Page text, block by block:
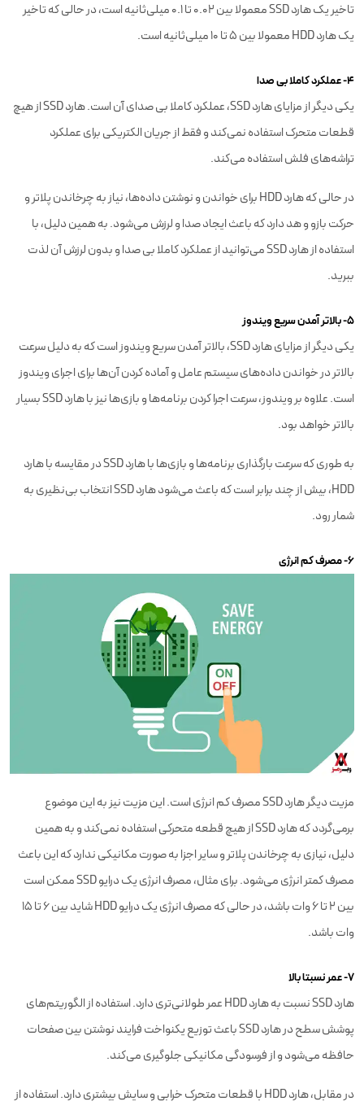
تاخیر یک هارد SSD معمولا بین 0.02 تا 0.1 میلی‌ثانیه است، در حالی که تاخیر
یک هارد HDD معمولا بین 5 تا 10 میلی‌ثانیه است.
۴- عملکرد کاملا بی صدا
یکی دیگر از مزایای هارد SSD، عملکرد کاملا بی صدای آن است. هارد SSD از هیچ
قطعات متحرک استفاده نمی‌کند و فقط از جریان الکتریکی برای عملکرد
تراشه‌های فلش استفاده می‌کند.
در حالی که هارد HDD برای خواندن و نوشتن داده‌ها، نیاز به چرخاندن پلاتر و
حرکت بازو و هد دارد که باعث ایجاد صدا و لرزش می‌شود. به همین دلیل، با
استفاده از هارد SSD می‌توانید از عملکرد کاملا بی صدا و بدون لرزش آن لذت
ببرید.
۵- بالاتر آمدن سریع ویندوز
یکی دیگر از مزایای هارد SSD، بالاتر آمدن سریع ویندوز است که به دلیل سرعت
بالاتر در خواندن داده‌های سیستم‌ عامل و آماده کردن آن‌ها برای اجرای ویندوز
است. علاوه بر ویندوز، سرعت اجرا کردن برنامه‌ها و بازی‌ها نیز با هارد SSD بسیار
بالاتر خواهد بود.
به طوری که سرعت بارگذاری برنامه‌ها و بازی‌ها با هارد SSD در مقایسه با هارد
HDD، بیش از چند برابر است که باعث می‌شود هارد SSD انتخاب بی‌نظیری به
شمار رود.
۶- مصرف کم انرژی
مزیت دیگر هارد SSD مصرف کم انرژی است. این مزیت نیز به این موضوع
برمی‌گردد که هارد SSD از هیچ قطعه متحرکی استفاده نمی‌کند و به همین
دلیل، نیازی به چرخاندن پلاتر و سایر اجزا به صورت مکانیکی ندارد که این باعث
مصرف کمتر انرژی می‌شود. برای مثال، مصرف انرژی یک درایو SSD ممکن است
بین 2 تا 6 وات باشد، در حالی که مصرف انرژی یک درایو HDD شاید بین 6 تا 15
وات باشد.
۷- عمر نسبتا بالا
هارد SSD نسبت به هارد HDD عمر طولانی‌تری دارد. استفاده از الگوریتم‌های
پوشش سطح در هارد SSD باعث توزیع یکنواخت فرایند نوشتن بین صفحات
حافظه می‌شود و از فرسودگی مکانیکی جلوگیری می‌کند.
در مقابل، هارد HDD با قطعات متحرک خرابی و سایش بیشتری دارد. استفاده از